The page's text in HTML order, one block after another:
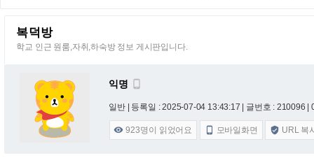
복덕방
학교 인근 원룸,자취,하숙방 정보 게시판입니다.
익명 
일반 | 등록일 : 2025-07-04 13:43:17 | 글번호 : 210096 |
 923명이 읽었어요  모바일화면  URL 복